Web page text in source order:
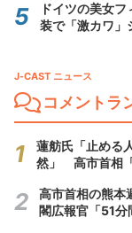
ドイツの美女
装で「激カワ
J-CAST ニュース
コメントラ
蓮舫氏「止める
然」 高市首相
高市首相の熊
閣広報官「51分